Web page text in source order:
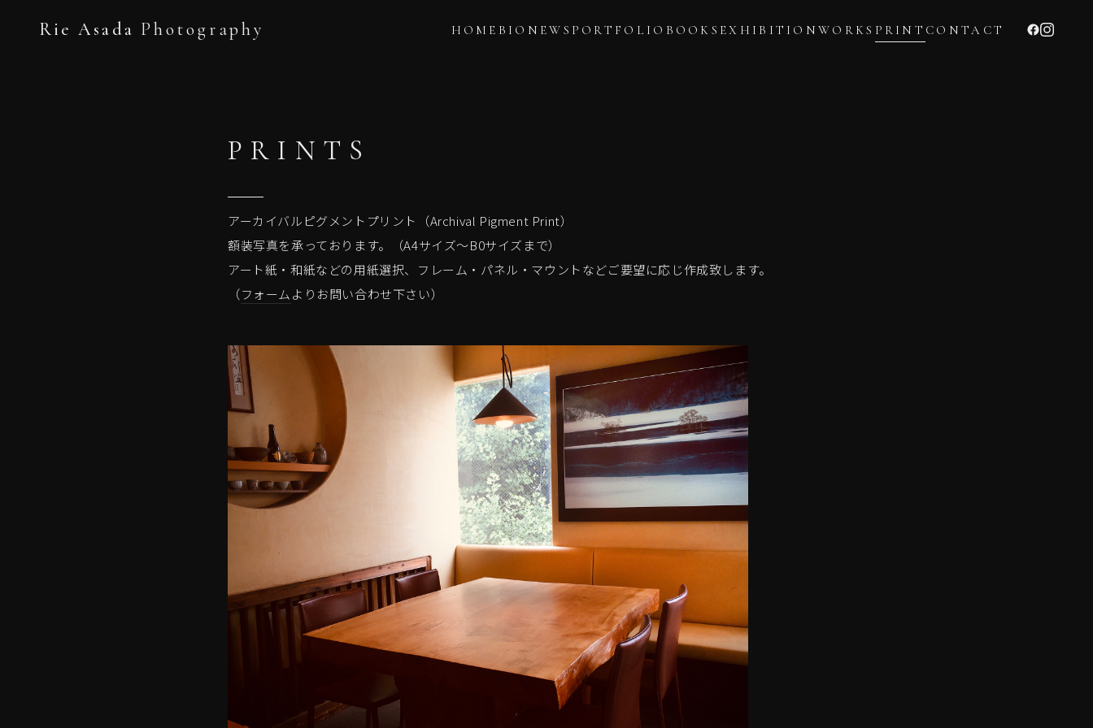
Rie Asada Photography HOME BIO NEWS PORTFOLIO BOOKS EXHIBITIONWORKS PRINT CONTACT
PRINTS
アーカイバルピグメントプリント（Archival Pigment Print）
額装写真を承っております。（A4サイズ〜B0サイズまで）
アート紙・和紙などの用紙選択、フレーム・パネル・マウントなどご要望に応じ作成致します。
（フォーム よりお問い合わせ下さい）